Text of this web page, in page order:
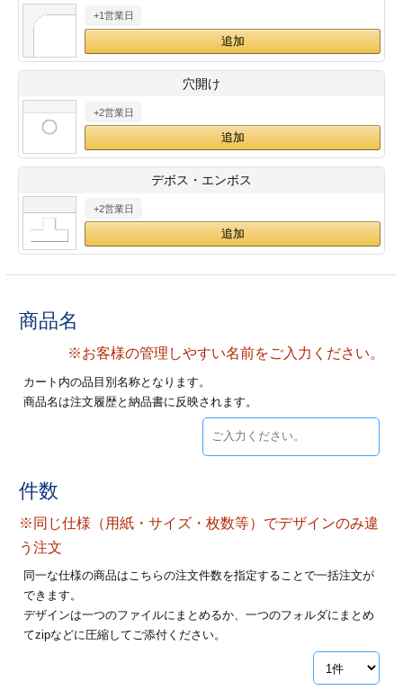
フォルダー
ファイル印刷
ァイル印刷
印刷
リーブ印刷
加工
名刺印刷
印刷
ムカード印刷
フォルダー
ファイル印刷
ァイル印刷
印刷
リーブ
ー印刷
+1営業日
穴開け
+2営業日
デボス・エンボス
+2営業日
商品名
※お客様の管理しやすい名前をご入力ください。
カート内の品目別名称となります。
商品名は注文履歴と納品書に反映されます。
件数
※同じ仕様（用紙・サイズ・枚数等）でデザインのみ違
う注文
同一な仕様の商品はこちらの注文件数を指定することで一括注文が
できます。
デザインは一つのファイルにまとめるか、一つのフォルダにまとめ
てzipなどに圧縮してご添付ください。